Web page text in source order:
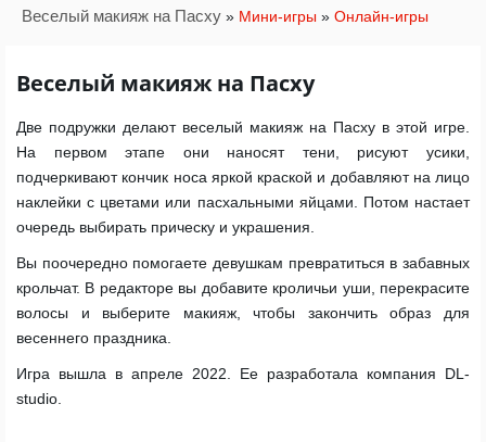
Веселый макияж на Пасху » Мини-игры » Онлайн-игры
Веселый макияж на Пасху
Две подружки делают веселый макияж на Пасху в этой игре.
На первом этапе они наносят тени, рисуют усики,
подчеркивают кончик носа яркой краской и добавляют на лицо
наклейки с цветами или пасхальными яйцами. Потом настает
очередь выбирать прическу и украшения.
Вы поочередно помогаете девушкам превратиться в забавных
крольчат. В редакторе вы добавите кроличьи уши, перекрасите
волосы и выберите макияж, чтобы закончить образ для
весеннего праздника.
Игра вышла в апреле 2022. Ее разработала компания DL-
studio.